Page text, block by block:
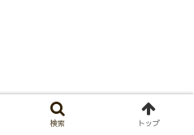
検索 トップ